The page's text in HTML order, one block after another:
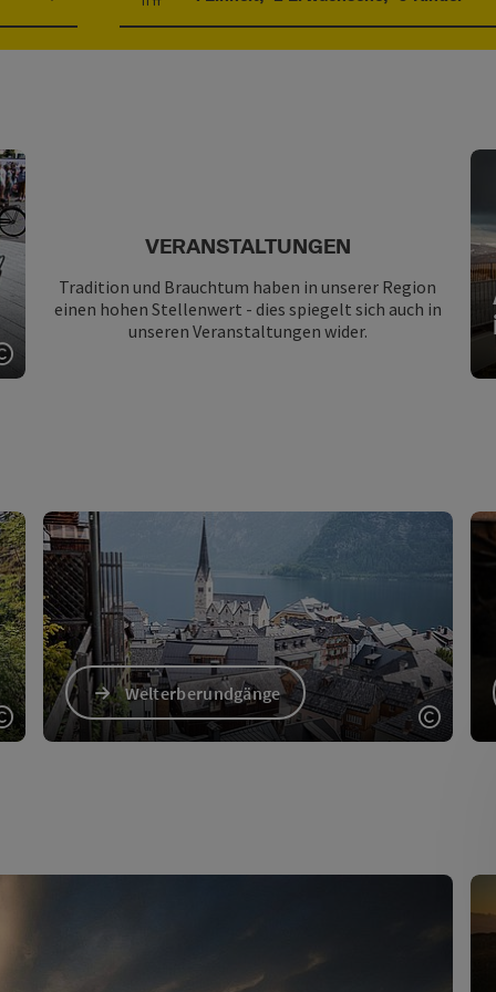
Einheitenanzahl und Personenfelder
Copyright öffnen
VERANSTALTUNGEN
Tradition und Brauchtum haben in unserer Region
einen hohen Stellenwert - dies spiegelt sich auch in
unseren Veranstaltungen wider.
Copyright öffnen
Welterberundgänge